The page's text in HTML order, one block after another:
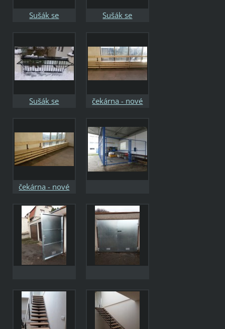
Sušák se
Sušák se
Sušák se
čekárna - nové
čekárna - nové